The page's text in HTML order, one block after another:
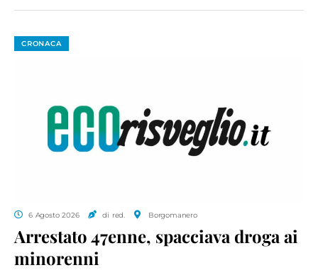
CRONACA
6 Agosto 2026 di red. Borgomanero
Arrestato 47enne, spacciava droga ai
minorenni